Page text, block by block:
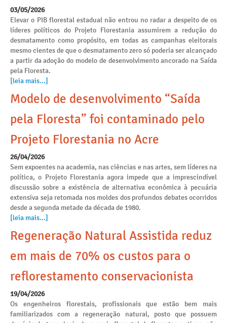
03/05/2026
Elevar o PIB florestal estadual não entrou no radar a despeito de os
líderes políticos do Projeto Florestania assumirem a redução do
desmatamento como propósito, em todas as campanhas eleitorais
mesmo cientes de que o desmatamento zero só poderia ser alcançado
a partir da adoção do modelo de desenvolvimento ancorado na Saída
pela Floresta.
[leia mais...]
Modelo de desenvolvimento “Saída
pela Floresta” foi contaminado pelo
Projeto Florestania no Acre
26/04/2026
Sem expoentes na academia, nas ciências e nas artes, sem líderes na
política, o Projeto Florestania agora impede que a imprescindível
discussão sobre a existência de alternativa econômica à pecuária
extensiva seja retomada nos moldes dos profundos debates ocorridos
desde a segunda metade da década de 1980.
[leia mais...]
Regeneração Natural Assistida reduz
em mais de 70% os custos para o
reflorestamento conservacionista
19/04/2026
Os engenheiros florestais, profissionais que estão bem mais
familiarizados com a regeneração natural, posto que possuem